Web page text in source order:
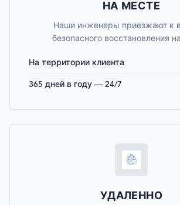
НА МЕСТЕ
Наши инженеры приезжают к
безопасного восстановления
На территории клиента
365 дней в году — 24/7
УДАЛЕННО